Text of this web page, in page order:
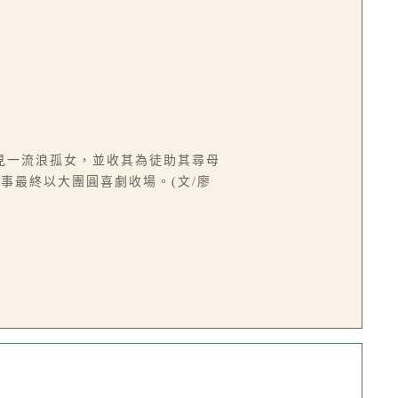
流浪孤女，並收其為徒助其尋母
最終以大團圓喜劇收場。(文/廖